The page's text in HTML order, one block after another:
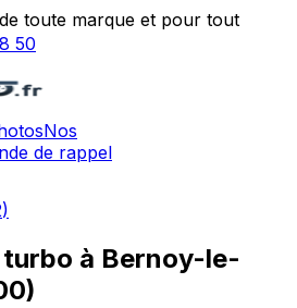
toute marque et pour tout
50
Nos
de rappel
)
à Bernoy-le-